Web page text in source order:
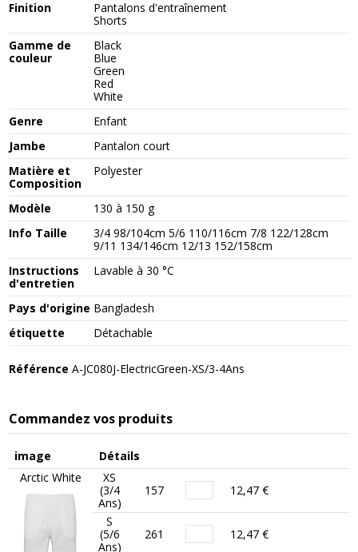
Finition
Pantalons d'entraînement
Shorts
Gamme de
couleur
Black
Blue
Green
Red
White
Genre
Enfant
Jambe
Pantalon court
Matière et
Composition
Polyester
Modèle
130 à 150 g
Info Taille
3/4 98/104cm 5/6 110/116cm 7/8 122/128cm
9/11 134/146cm 12/13 152/158cm
Instructions
d'entretien
Lavable à 30 °C
Pays d'origine Bangladesh
étiquette
Détachable
Référence A-JC080J-ElectricGreen-XS/3-4Ans
Commandez vos produits
image
Détails
Arctic White
XS
(3/4
Ans)
157 12,47 €
S
(5/6
Ans)
261 12,47 €